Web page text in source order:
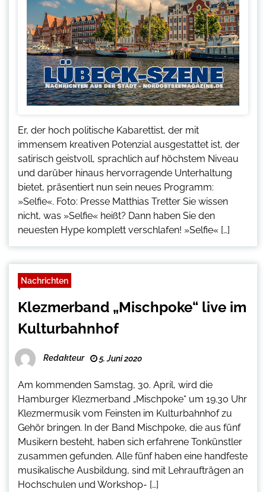
Er, der hoch politische Kabarettist, der mit
immensem kreativen Potenzial ausgestattet ist, der
satirisch geistvoll, sprachlich auf höchstem Niveau
und darüber hinaus hervorragende Unterhaltung
bietet, präsentiert nun sein neues Programm:
»Selfie«. Foto: Presse Matthias Tretter Sie wissen
nicht, was »Selfie« heißt? Dann haben Sie den
neuesten Hype komplett verschlafen! »Selfie« […]
Nachrichten
Klezmerband „Mischpoke“ live im
Kulturbahnhof
Redakteur 5. Juni 2020
Am kommenden Samstag, 30. April, wird die
Hamburger Klezmerband „Mischpoke“ um 19.30 Uhr
Klezmermusik vom Feinsten im Kulturbahnhof zu
Gehör bringen. In der Band Mischpoke, die aus fünf
Musikern besteht, haben sich erfahrene Tonkünstler
zusammen gefunden. Alle fünf haben eine handfeste
musikalische Ausbildung, sind mit Lehraufträgen an
Hochschulen und Workshop- […]